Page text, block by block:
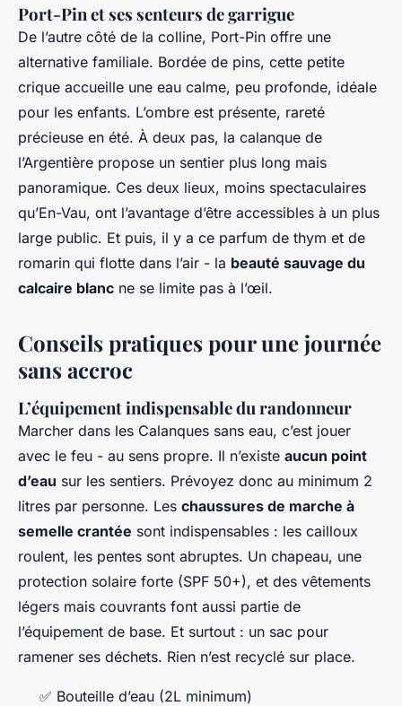
Port-Pin et ses senteurs de garrigue
De l’autre côté de la colline, Port-Pin offre une
alternative familiale. Bordée de pins, cette petite
crique accueille une eau calme, peu profonde, idéale
pour les enfants. L’ombre est présente, rareté
précieuse en été. À deux pas, la calanque de
l’Argentière propose un sentier plus long mais
panoramique. Ces deux lieux, moins spectaculaires
qu’En-Vau, ont l’avantage d’être accessibles à un plus
large public. Et puis, il y a ce parfum de thym et de
romarin qui flotte dans l’air - la beauté sauvage du
calcaire blanc ne se limite pas à l’œil.
Conseils pratiques pour une journée
sans accroc
L’équipement indispensable du randonneur
Marcher dans les Calanques sans eau, c’est jouer
avec le feu - au sens propre. Il n’existe aucun point
d’eau sur les sentiers. Prévoyez donc au minimum 2
litres par personne. Les chaussures de marche à
semelle crantée sont indispensables : les cailloux
roulent, les pentes sont abruptes. Un chapeau, une
protection solaire forte (SPF 50+), et des vêtements
légers mais couvrants font aussi partie de
l’équipement de base. Et surtout : un sac pour
ramener ses déchets. Rien n’est recyclé sur place.
✅ Bouteille d’eau (2L minimum)